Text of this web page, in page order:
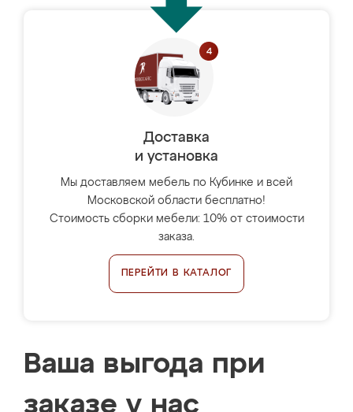
Доставка
и установка
Мы доставляем мебель по Кубинке и всей
Московской области бесплатно!
Стоимость сборки мебели: 10% от стоимости
заказа.
ПЕРЕЙТИ В КАТАЛОГ
Ваша выгода при
заказе у нас